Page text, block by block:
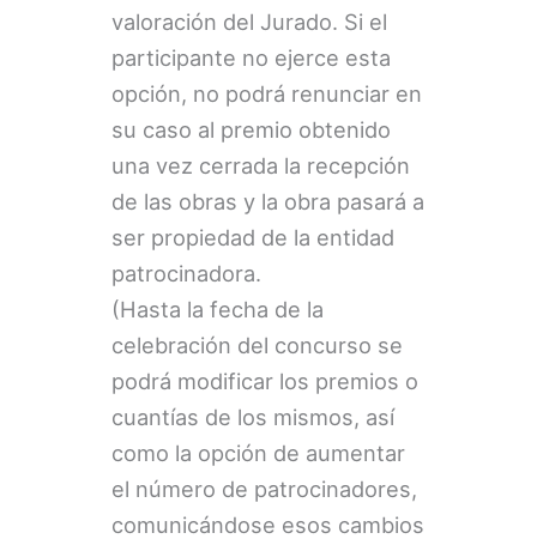
valoración del Jurado. Si el
participante no ejerce esta
opción, no podrá renunciar en
su caso al premio obtenido
una vez cerrada la recepción
de las obras y la obra pasará a
ser propiedad de la entidad
patrocinadora.
(Hasta la fecha de la
celebración del concurso se
podrá modificar los premios o
cuantías de los mismos, así
como la opción de aumentar
el número de patrocinadores,
comunicándose esos cambios